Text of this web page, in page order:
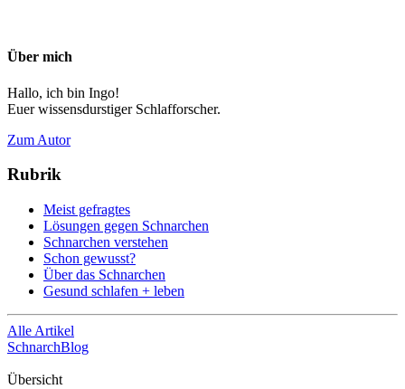
Über mich
Hallo, ich bin Ingo!
Euer wissensdurstiger Schlafforscher.
Zum Autor
Rubrik
Meist gefragtes
Lösungen gegen Schnarchen
Schnarchen verstehen
Schon gewusst?
Über das Schnarchen
Gesund schlafen + leben
Alle Artikel
SchnarchBlog
Übersicht